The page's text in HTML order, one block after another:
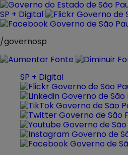
Pular
para
o
SP + Digital
/governosp
SP + Digital